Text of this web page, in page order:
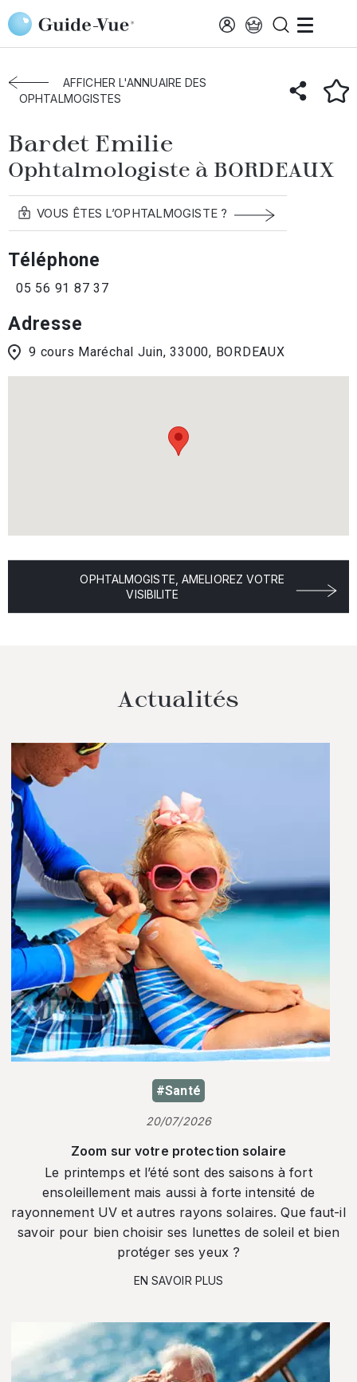
Aller au contenu principal
Accueil Annuaire des ophtalmologistes
Bordeaux
Bardet Emilie
AFFICHER L'ANNUAIRE DES
OPHTALMOGISTES
Bardet Emilie
Ophtalmologiste à BORDEAUX
VOUS ÊTES L’OPHTALMOGISTE ?
Téléphone
05 56 91 87 37
Adresse
9 cours Maréchal Juin, 33000, BORDEAUX
OPHTALMOGISTE, AMELIOREZ VOTRE
VISIBILITE
Actualités
#Santé
20/07/2026
Zoom sur votre protection solaire
Le printemps et l’été sont des saisons à fort
ensoleillement mais aussi à forte intensité de
rayonnement UV et autres rayons solaires. Que faut-il
savoir pour bien choisir ses lunettes de soleil et bien
protéger ses yeux ?
EN SAVOIR PLUS